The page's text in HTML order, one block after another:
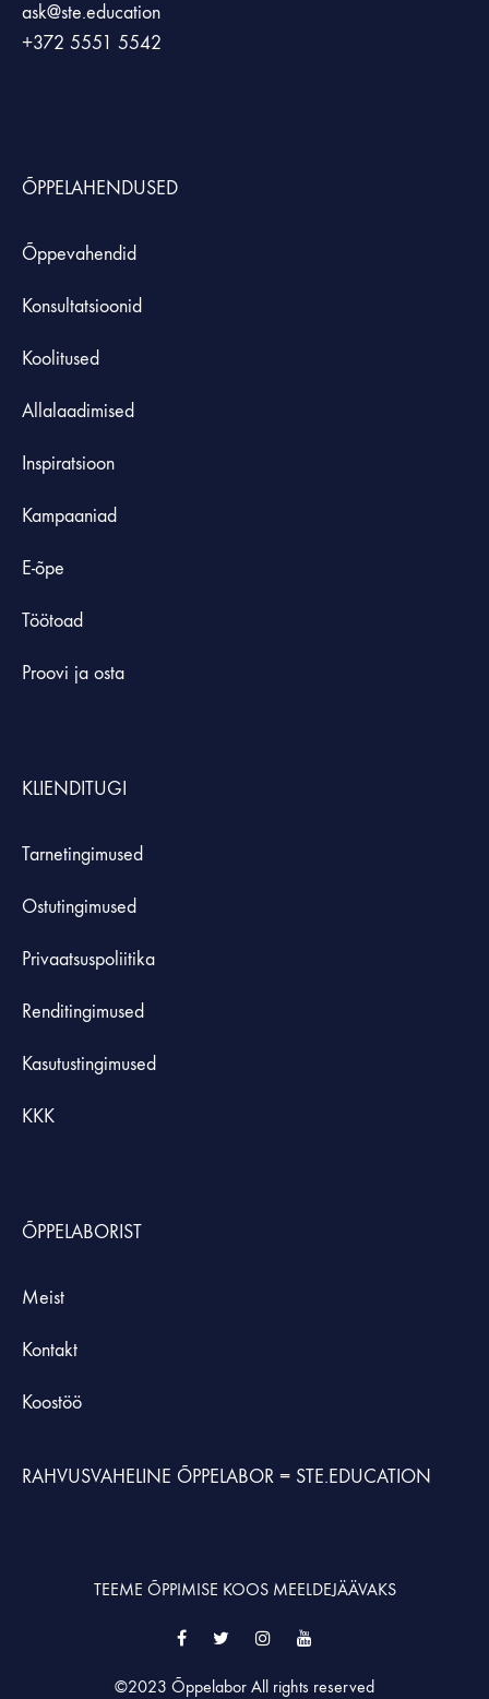
ask@ste.education
+372 5551 5542
ÕPPELAHENDUSED
Õppevahendid
Konsultatsioonid
Koolitused
Allalaadimised
Inspiratsioon
Kampaaniad
E-õpe
Töötoad
Proovi ja osta
KLIENDITUGI
Tarnetingimused
Ostutingimused
Privaatsuspoliitika
Renditingimused
Kasutustingimused
KKK
ÕPPELABORIST
Meist
Kontakt
Koostöö
RAHVUSVAHELINE ÕPPELABOR = STE.EDUCATION
©2023 Õppelabor All rights reserved
TEEME ÕPPIMISE KOOS MEELDEJÄÄVAKS
FacebookTwitterInstagram